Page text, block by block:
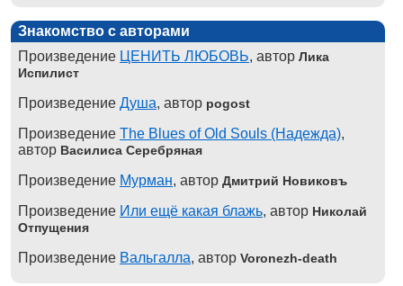
Знакомство с авторами
Произведение ЦЕНИТЬ ЛЮБОВЬ, автор Лика
Испилист
Произведение Душа, автор pogost
Произведение The Blues of Old Souls (Надежда),
автор Василиса Серебряная
Произведение Мурман, автор Дмитрий Новиковъ
Произведение Или ещё какая блажь, автор Николай
Отпущения
Произведение Вальгалла, автор Voronezh-death